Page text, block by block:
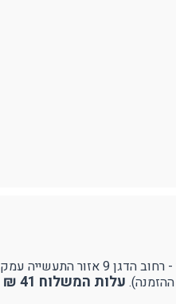
עלות המשלוח 41 ₪